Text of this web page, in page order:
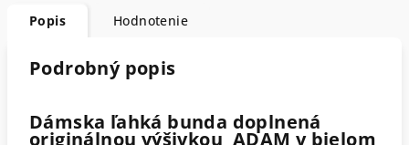
Popis Hodnotenie
Podrobný popis
Dámska ľahká bunda doplnená
originálnou výšivkou ADAM v bielom